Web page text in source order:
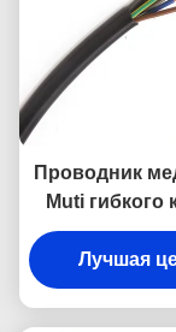
Проводник
Muti гибкого
H05VVF 0.5-
Лучшая